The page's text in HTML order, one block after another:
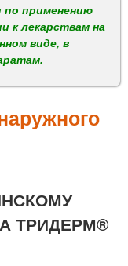
по применению
к лекарствам на
виде, в
ТРИДЕРМ®